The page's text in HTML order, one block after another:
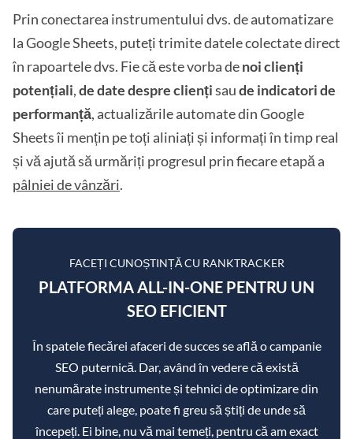
Prin conectarea instrumentului dvs. de automatizare
la Google Sheets, puteți trimite datele colectate direct
în rapoartele dvs. Fie că este vorba denoi clienți
potențiali,de date despre cliențisaude indicatori de
performanță, actualizările automate din Google
Sheets îi mențin pe toți aliniați și informați în timp real
și vă ajută să urmăriți progresul prin fiecare etapă a
pâlniei de vânzări.
FACEȚI CUNOȘTINȚĂ CU RANKTRACKER
PLATFORMA ALL-IN-ONE PENTRU UN
SEO EFICIENT
În spatele fiecărei afaceri de succes se află o campanie
SEO puternică. Dar, având în vedere că există
nenumărate instrumente și tehnici de optimizare din
care puteți alege, poate fi greu să știți de unde să
începeți. Ei bine, nu vă mai temeți, pentru că am exact